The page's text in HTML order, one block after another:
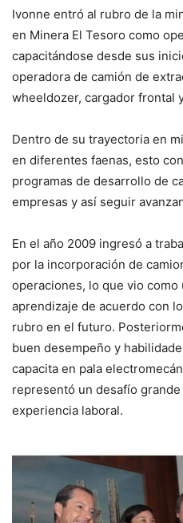
Ivonne entró al rubro de la
en Minera El Tesoro como
capacitándose desde sus
operadora de camión de
wheeldozer, cargador frontal
Dentro de su trayectoria en
en diferentes faenas, esto
programas de desarrollo de
empresas y así seguir
En el año 2009 ingresó a
por la incorporación de
operaciones, lo que vio
aprendizaje de acuerdo con
rubro en el futuro.
buen desempeño y
capacita en pala
representó un desafío
experiencia laboral.